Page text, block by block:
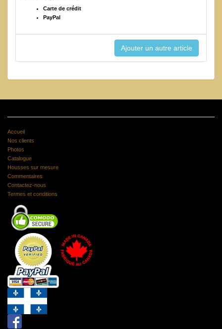
Carte de crédit
PayPal
Accueil
Nos clients
Photos
Catalogue
Housses sur mesure
Commentaires
Contactez-nous
Termes et conditions